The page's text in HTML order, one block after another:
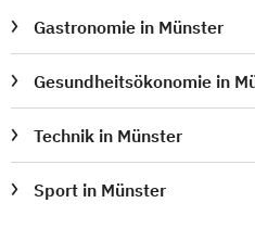
Gastronomie in Münster
Gesundheitsökonomie in
Technik in Münster
Sport in Münster